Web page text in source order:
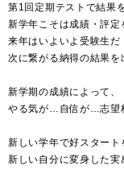
第1回定期テストで結果
新学年こそは成績・評定
来年はいよいよ受験生だ
次に繋がる納得の結果を
新学期の成績によって、
やる気が…自信が…志望
新しい学年で好スタート
新しい自分に変身した実